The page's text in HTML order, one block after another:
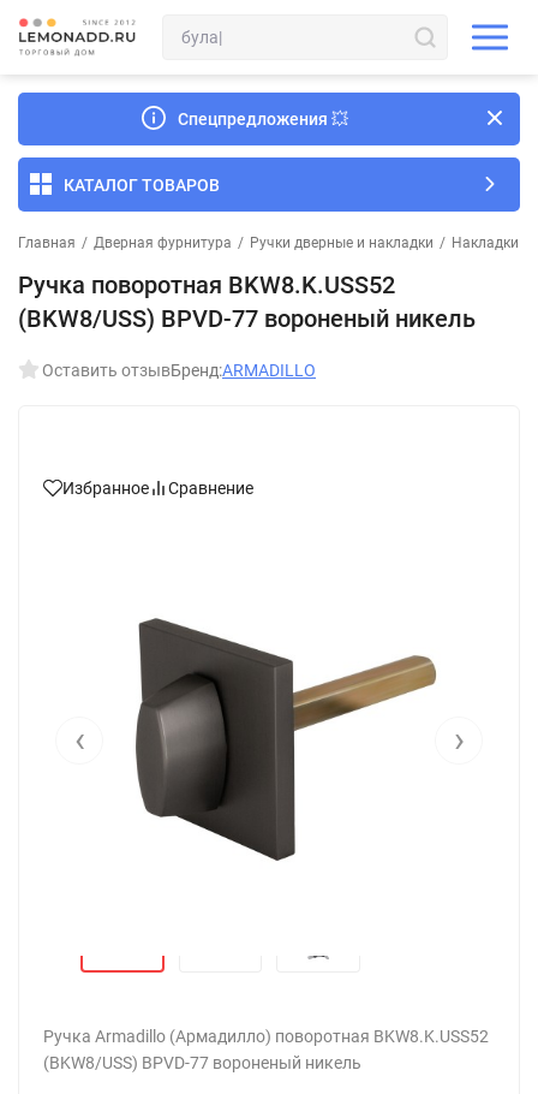
Спецпредложения 💥
КАТАЛОГ ТОВАРОВ
Главная / Дверная фурнитура / Ручки дверные и накладки / Накладки и
Ручка поворотная BKW8.K.USS52
(BKW8/USS) BPVD-77 вороненый никель
Оставить отзывБренд:ARMADILLO
Избранное Сравнение
‹ ›
Ручка Armadillo (Армадилло) поворотная BKW8.K.USS52
(BKW8/USS) BPVD-77 вороненый никель